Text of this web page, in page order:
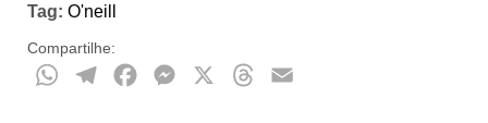
Tag: O'neill
Compartilhe:
WhatsAppTelegramFacebookMessenger Threads